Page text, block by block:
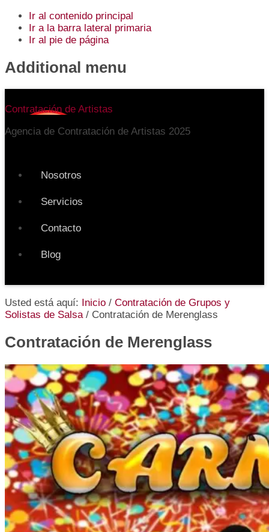
Ir al contenido principal
Ir a la barra lateral primaria
Ir al pie de página
Additional menu
Contratación de Artistas
Agencia de Contratación de Artistas 2025
Nosotros
Servicios
Contacto
Blog
Usted está aquí: Inicio / Contratación de Grupos y
Solistas de Salsa / Contratación de Merenglass
Contratación de Merenglass